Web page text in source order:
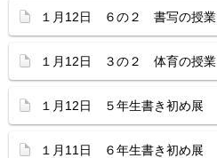
１月12日 ６の２ 書写の授業
１月12日 ３の２ 体育の授業
１月12日 ５年生書き初め展
１月11日 ６年生書き初め展